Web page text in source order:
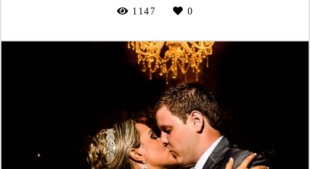
1147 0